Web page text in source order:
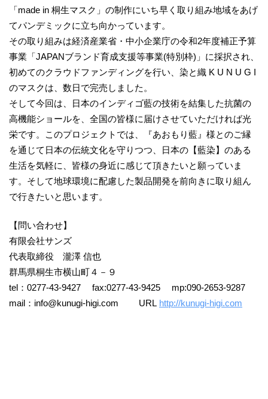
「made in 桐生マスク」の制作にいち早く取り組み地域をあげ
てパンデミックに立ち向かっています。
その取り組みは経済産業省・中小企業庁の令和2年度補正予算
事業「JAPANブランド育成支援等事業(特別枠)」に採択され、
初めてのクラウドファンディングを行い、染と織 K U N U G I
のマスクは、数日で完売しました。
そして今回は、日本のインディゴ藍の技術を結集した抗菌の
高機能ショールを、全国の皆様に届けさせていただければ光
栄です。このプロジェクトでは、『あおもり藍』様とのご縁
を通じて日本の伝統文化を守りつつ、日本の【藍染】のある
生活を気軽に、皆様の身近に感じて頂きたいと願っていま
す。そして地球環境に配慮した製品開発を前向きに取り組ん
で行きたいと思います。
【問い合わせ】
有限会社サンズ
代表取締役 瀧澤 信也
群馬県桐生市横山町４－９
tel：0277-43-9427 fax:0277-43-9425 mp:090-2653-9287
mail：info@kunugi-higi.com URL http://kunugi-higi.com